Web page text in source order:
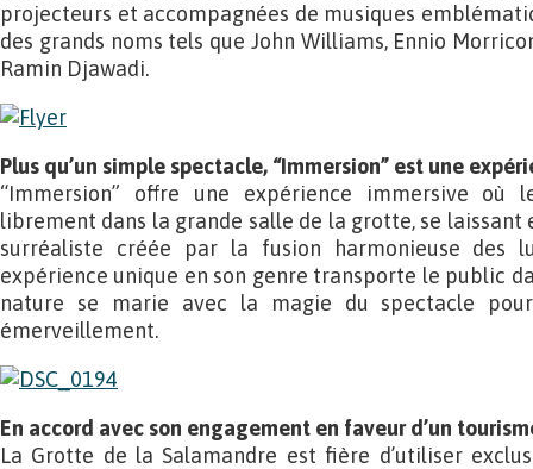
projecteurs et accompagnées de musiques
des grands noms tels que John Williams, Ennio
Ramin Djawadi.
Plus qu’un simple spectacle, “Immersion” est une
“Immersion” offre une expérience immersive où
librement dans la grande salle de la grotte, se laissant
surréaliste créée par la fusion harmonieuse des
expérience unique en son genre transporte le public
nature se marie avec la magie du spectacle
émerveillement.
En accord avec son engagement en faveur d’un
La Grotte de la Salamandre est fière d’utiliser